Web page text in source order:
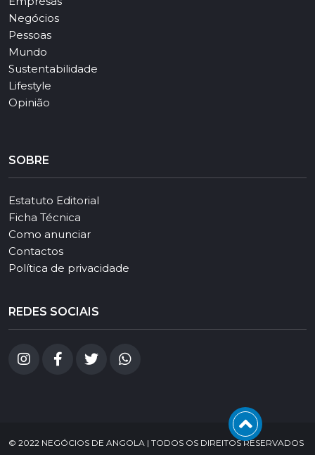
Negócios
Pessoas
Mundo
Sustentabilidade
Lifestyle
Opinião
SOBRE
Estatuto Editorial
Ficha Técnica
Como anunciar
Contactos
Política de privacidade
REDES SOCIAIS
© 2022 NEGÓCIOS DE ANGOLA | TODOS OS DIREITOS RESERVADOS